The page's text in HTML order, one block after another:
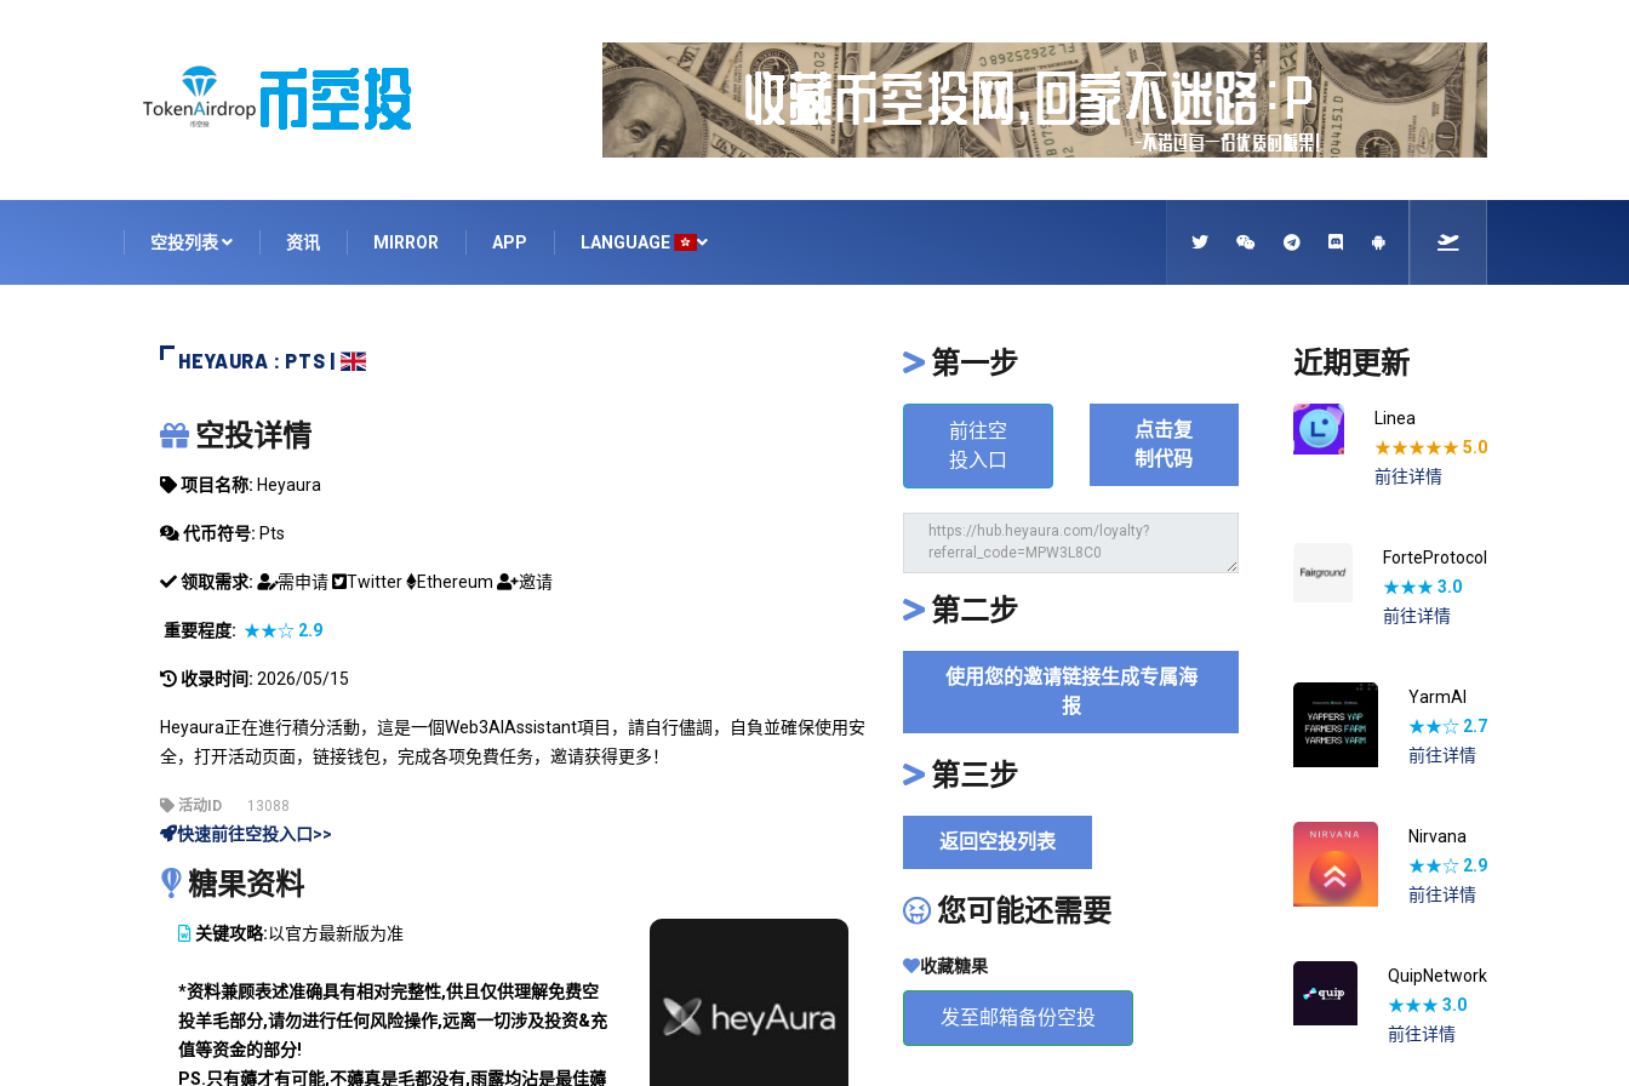
空投列表 资讯 MIRROR APP LANGUAGE
HEYAURA : PTS |
HEYAURA
空投详情
项目名称: Heyaura
代币符号: Pts
领取需求: 需申请 Twitter Ethereum 邀请
重要程度: ★★☆ 2.9
收录时间: 2026/05/15
Heyaura正在進行積分活動，這是一個Web3AIAssistant項目，請自行儘調，自負並確保使用安
全，打开活动页面，链接钱包，完成各项免費任务，邀请获得更多！
活动ID 13088
快速前往空投入口>>
糖果资料
关键攻略:以官方最新版为准
*资料兼顾表述准确具有相对完整性,供且仅供理解免费空
投羊毛部分,请勿进行任何风险操作,远离一切涉及投资&充
值等资金的部分!
PS.只有薅才有可能,不薅真是毛都没有,雨露均沾是最佳薅
第一步
前往空
投入口
点击复
制代码
第二步
使用您的邀请链接生成专属海
报
第三步
返回空投列表
您可能还需要
收藏糖果
发至邮箱备份空投
近期更新
Linea
★★★★★5.0
前往详情
ForteProtocol
★★★3.0
前往详情
YarmAI
★★☆ 2.7
前往详情
Nirvana
★★☆ 2.9
前往详情
QuipNetwork
★★★3.0
前往详情